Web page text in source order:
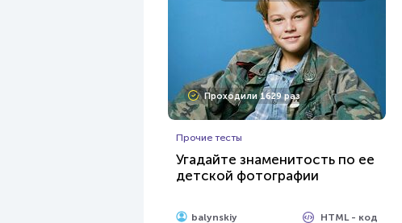
Проходили 1629 раз
Прочие тесты
Угадайте знаменитость по ее
детской фотографии
balynskiy HTML - код